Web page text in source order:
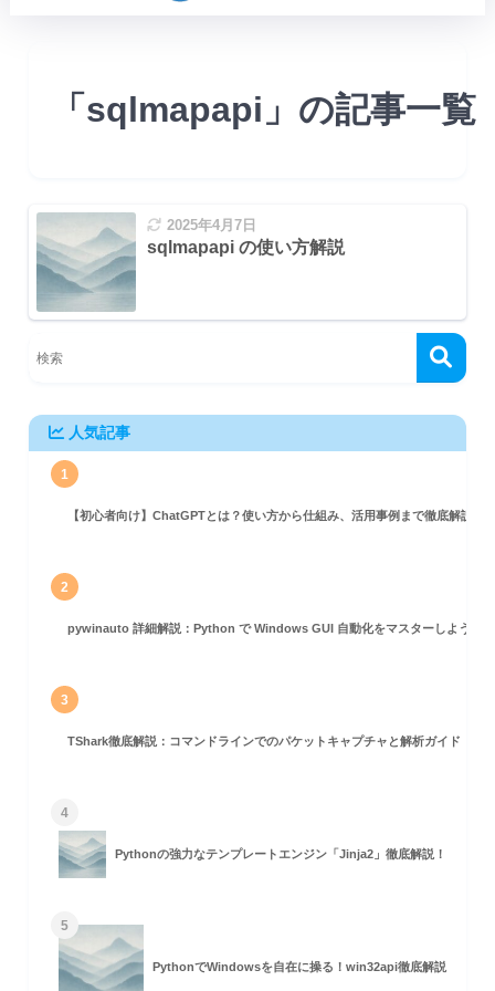
「sqlmapapi」の記事一覧
2025年4月7日
sqlmapapi の使い方解説
人気記事
1
【初心者向け】ChatGPTとは？使い方から仕組み、活用事例まで徹底解説
2
pywinauto 詳細解説：Python で Windows GUI 自動化をマスターしよう！
3
TShark徹底解説：コマンドラインでのパケットキャプチャと解析ガイド
4
Pythonの強力なテンプレートエンジン「Jinja2」徹底解説！
5
PythonでWindowsを自在に操る！win32api徹底解説